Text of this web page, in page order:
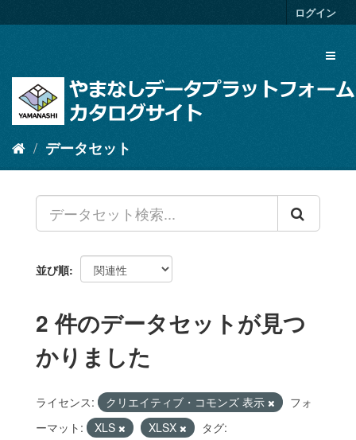
キ
ログイン
データセット
並び順
2 件のデータセットが見つ
かりました
ライセンス: クリエイティブ・コモンズ 表示
フォ
ーマット:
XLS XLSX
タグ: